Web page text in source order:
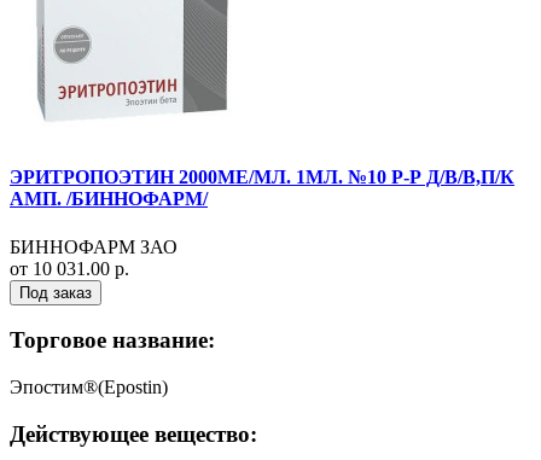
ЭРИТРОПОЭТИН 2000МЕ/МЛ. 1МЛ. №10 Р-Р Д/В/В,П/К
АМП. /БИННОФАРМ/
БИННОФАРМ ЗАО
от 10 031.00 р.
Под заказ
Торговое название:
Эпостим®(Epostin)
Действующее вещество: